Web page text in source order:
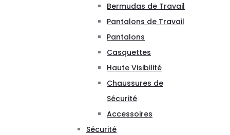
Bermudas de Travail
Pantalons de Travail
Pantalons
Casquettes
Haute Visibilité
Chaussures de
Sécurité
Accessoires
Sécurité